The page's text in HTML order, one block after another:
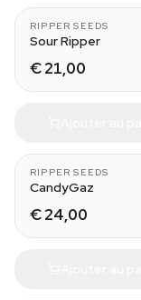
RIPPER SEEDS
Sour Ripper
€ 21,00
RIPPER SEEDS
CandyGaz
€ 24,00